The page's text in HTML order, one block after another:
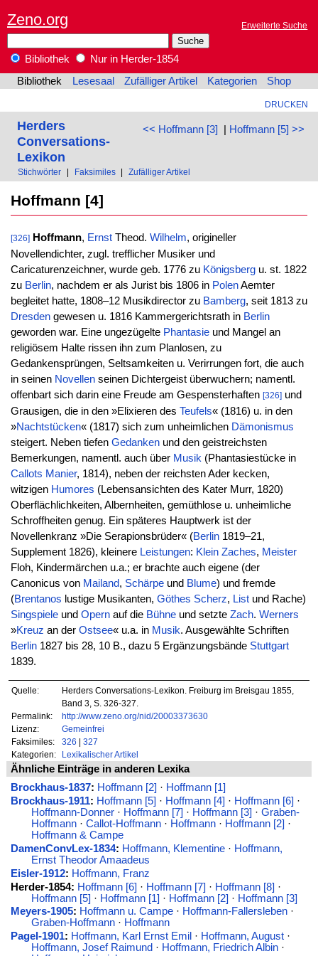
Zeno.org Erweiterte Suche
Bibliothek
Nur in Herder-1854
Bibliothek
Lesesaal Zufälliger Artikel Kategorien Shop
DRUCKEN
<< Hoffmann [3] | Hoffmann [5] >>
Herders
Conversations-
Lexikon
Stichwörter Faksimiles Zufälliger Artikel
Hoffmann [4]
[326] Hoffmann, ErnstTheod. Wilhelm, origineller
Novellendichter, zugl. trefflicher Musiker und
Caricaturenzeichner, wurde geb. 1776 zu Königsbergu. st. 1822
zu Berlin, nachdem er als Jurist bis 1806 in PolenAemter
begleitet hatte, 1808–12 Musikdirector zu Bamberg, seit 1813 zu
Dresdengewesen u. 1816 Kammergerichtsrath in Berlin
geworden war. Eine ungezügelte Phantasieund Mangel an
religiösem Halte rissen ihn zum Planlosen, zu
Gedankensprüngen, Seltsamkeiten u. Verirrungen fort, die auch
in seinen Novellenseinen Dichtergeist überwuchern; namentl.
offenbart sich darin eine Freude am Gespensterhaften [326]und
Grausigen, die in den »Elixieren des Teufels« (1816) u. in den
»Nachtstücken« (1817) sich zum unheimlichen Dämonismus
steigert. Neben tiefen Gedankenund den geistreichsten
Bemerkungen, namentl. auch über Musik(Phantasiestücke in
Callots Manier, 1814), neben der reichsten Ader kecken,
witzigen Humores (Lebensansichten des Kater Murr, 1820)
Oberflächlichkeiten, Albernheiten, gemüthlose u. unheimliche
Schroffheiten genug. Ein späteres Hauptwerk ist der
Novellenkranz »Die Serapionsbrüder« (Berlin1819–21,
Supplement 1826), kleinere Leistungen: Klein Zaches, Meister
Floh, Kindermärchen u.a.; er brachte auch eigene (der
Canonicus von Mailand, Schärpeund Blume) und fremde
(Brentanos lustige Musikanten, Göthes Scherz, Listund Rache)
Singspieleund Opernauf die Bühneund setzte Zach. Werners
»Kreuz an der Ostsee« u.a. in Musik. Ausgewählte Schriften
Berlin1827 bis 28, 10 B., dazu 5 Ergänzungsbände Stuttgart
1839.
Quelle:
Herders Conversations-Lexikon. Freiburg im Breisgau 1855,
Band 3, S. 326-327.
Permalink:
http://www.zeno.org/nid/20003373630
Lizenz:
Gemeinfrei
Faksimiles:
326 | 327
Kategorien:
Lexikalischer Artikel
Ähnliche Einträge in anderen Lexika
Brockhaus-1837: Hoffmann [2] · Hoffmann [1]
Brockhaus-1911: Hoffmann [5] · Hoffmann [4] · Hoffmann [6] ·
Hoffmann-Donner· Hoffmann [7] · Hoffmann [3] · Graben-
Hoffmann· Callot-Hoffmann· Hoffmann· Hoffmann [2] ·
Hoffmann & Campe
DamenConvLex-1834: Hoffmann, Klementine· Hoffmann,
Ernst Theodor Amaadeus
Eisler-1912: Hoffmann, Franz
Herder-1854: Hoffmann [6] · Hoffmann [7] · Hoffmann [8] ·
Hoffmann [5] · Hoffmann [1] · Hoffmann [2] · Hoffmann [3]
Meyers-1905: Hoffmann u. Campe· Hoffmann-Fallersleben·
Graben-Hoffmann· Hoffmann
Pagel-1901: Hoffmann, Karl Ernst Emil · Hoffmann, August·
Hoffmann, Josef Raimund · Hoffmann, Friedrich Albin·